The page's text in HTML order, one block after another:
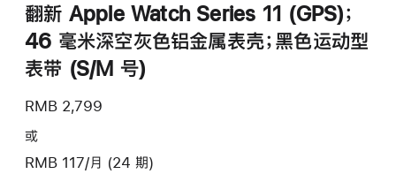
翻新 Apple Watch Series 11 (GPS)；
46 毫米深空灰色铝金属表壳；黑色运动型
表带 (S/M 号)
RMB 2,799
或
RMB 117/月 (24 期)